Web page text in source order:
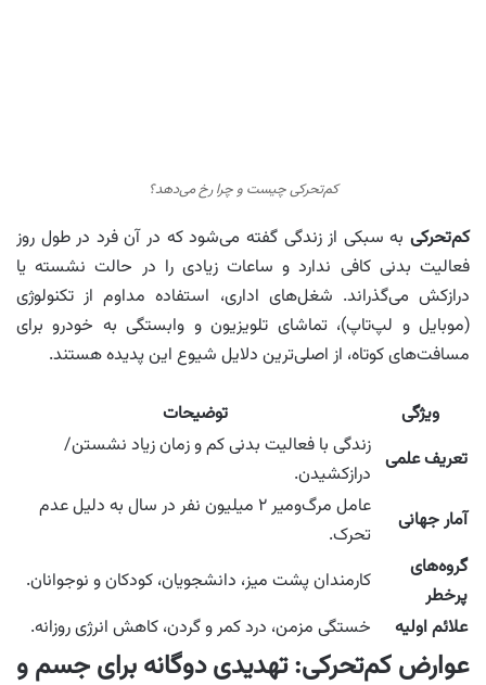
کم‌تحرکی چیست و چرا رخ می‌دهد؟
کم‌تحرکی به سبکی از زندگی گفته می‌شود که در آن فرد در طول روز
فعالیت بدنی کافی ندارد و ساعات زیادی را در حالت نشسته یا
درازکش می‌گذراند. شغل‌های اداری، استفاده مداوم از تکنولوژی
(موبایل و لپ‌تاپ)، تماشای تلویزیون و وابستگی به خودرو برای
مسافت‌های کوتاه، از اصلی‌ترین دلایل شیوع این پدیده هستند.
ویژگی
توضیحات
تعریف علمی
زندگی با فعالیت بدنی کم و زمان زیاد نشستن/
درازکشیدن.
آمار جهانی
عامل مرگ‌ومیر ۲ میلیون نفر در سال به دلیل عدم
تحرک.
گروه‌های
پرخطر
کارمندان پشت میز، دانشجویان، کودکان و نوجوانان.
علائم اولیه
خستگی مزمن، درد کمر و گردن، کاهش انرژی روزانه.
عوارض کم‌تحرکی: تهدیدی دوگانه برای جسم و